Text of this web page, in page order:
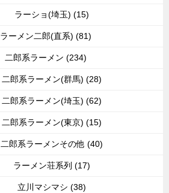
ラーショ(埼玉) (15)
ラーメン二郎(直系) (81)
二郎系ラーメン (234)
二郎系ラーメン(群馬) (28)
二郎系ラーメン(埼玉) (62)
二郎系ラーメン(東京) (15)
二郎系ラーメンその他 (40)
ラーメン荘系列 (17)
立川マシマシ (38)